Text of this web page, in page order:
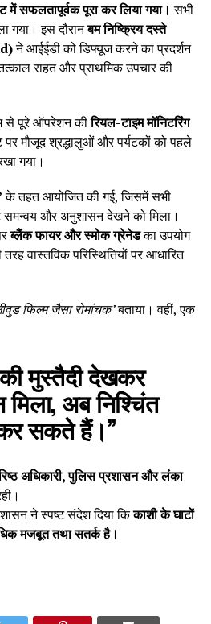
में सफलतापूर्वक पूरा कर लिया गया। सभी
गया। इस दौरानबम निष्क्रिय दस्ते
ने आईईडी को डिफ्यूज करने का प्रदर्शन
राहत और प्राथमिक उपचार की
से पूरे ऑपरेशन कीरियल-टाइम मॉनिटरिंग
पर मौजूद श्रद्धालुओं और पर्यटकों को पहले
गया।
के तहत आयोजित की गई, जिसमें सभी
समन्वय और अनुशासन देखने को मिला।
ब्लैंक फायर और स्मोक ग्रेनेडका उपयोग
वास्तविक परिस्थितियों पर आधारित
फिल्म जैसा रोमांचक’बताया। वहीं, एक
की मुस्तैदी देखकर
अब निश्चिंत
सकते हैं।”
अधिकारी, पुलिस प्रशासन और लंका
ने स्पष्ट संदेश दिया किकाशी के घाटों
मजबूत तथा सतर्क है।